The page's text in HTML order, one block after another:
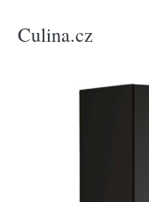
Culina.cz
Produkty/